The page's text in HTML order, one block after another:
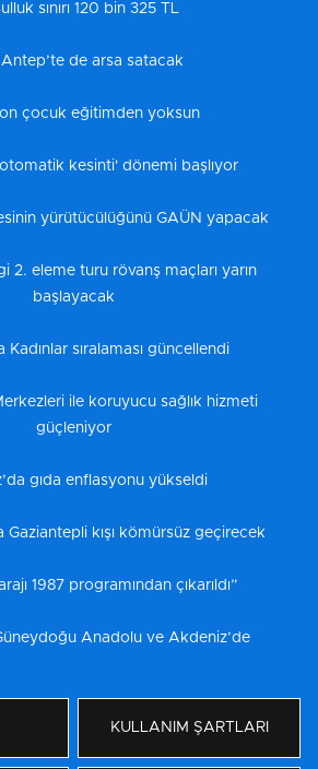
sınırı 120 bin 325 TL
Antep’te de arsa satacak
çocuk eğitimden yoksun
kesinti' dönemi başlıyor
yürütücülüğünü GAÜN yapacak
2. eleme turu rövanş maçları yarın
başlayacak
Kadınlar sıralaması güncellendi
ile koruyucu sağlık hizmeti
güçleniyor
gıda enflasyonu yükseldi
Gaziantepli kışı kömürsüz geçirecek
1987 programından çıkarıldı”
Anadolu ve Akdeniz’de
KULLANIM ŞARTLARI